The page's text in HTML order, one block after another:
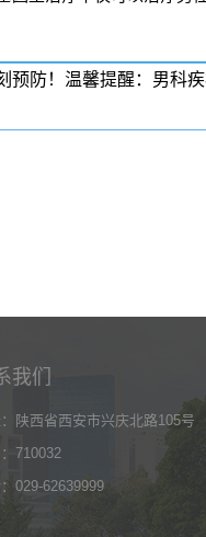
预防！温馨提醒：男科
我们
陕西省西安市兴庆北路105号
710032
029-62639999